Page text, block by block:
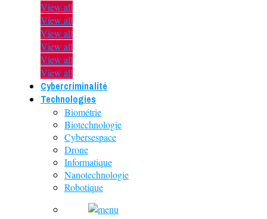
View all
View all
View all
View all
View all
View all
Cybercriminalité
Technologies
Biométrie
Biotechnologie
Cybersespace
Drone
Informatique
Nanotechnologie
Robotique